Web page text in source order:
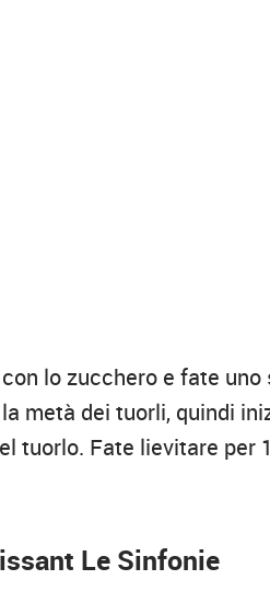
lo zucchero e fate
metà dei tuorli, quindi
tuorlo. Fate lievitare per
Le Sinfonie